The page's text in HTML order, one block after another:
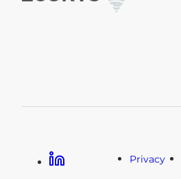
Linkedin Privacy